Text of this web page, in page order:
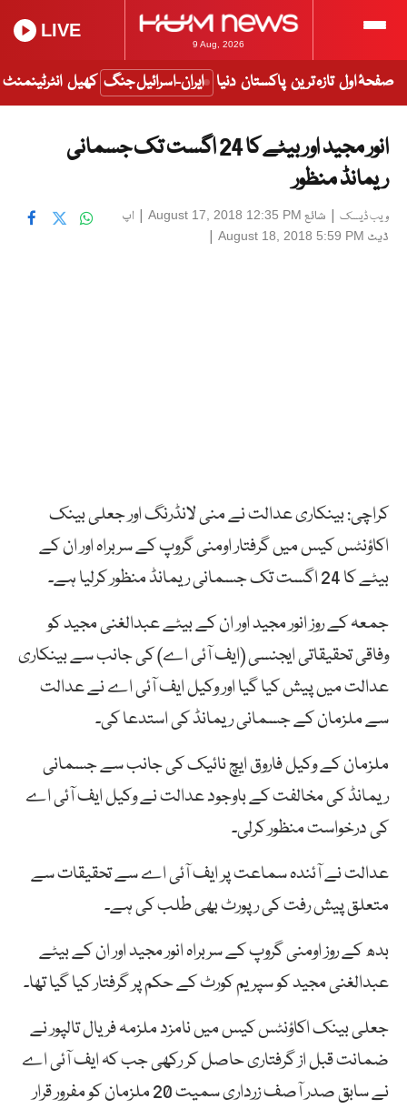
9 Aug, 2026
LIVE
صفحۂ اول تازہ ترین پاکستان دنیا ایران-اسرائیل جنگ کھیل انٹرٹینمنٹ
انور مجید اور بیٹے کا 24 اگست تک جسمانی
ریمانڈ منظور
ویب ڈیسک | شائع August 17, 2018 12:35 PM
| اپ
ڈیٹ August 18, 2018 5:59 PM
|
کراچی: بینکاری عدالت نے منی لانڈرنگ اور جعلی بینک
اکاؤنٹس کیس میں گرفتار اومنی گروپ کے سربراہ اور ان کے
بیٹے کا 24 اگست تک جسمانی ریمانڈ منظور کرلیا ہے۔
جمعہ کے روز انور مجید اور ان کے بیٹے عبدالغنی مجید کو
وفاقی تحقیقاتی ایجنسی (ایف آئی اے) کی جانب سے بینکاری
عدالت میں پیش کیا گیا اور وکیل ایف آئی اے نے عدالت
سے ملزمان کے جسمانی ریمانڈ کی استدعا کی۔
ملزمان کے وکیل فاروق ایچ نائیک کی جانب سے جسمانی
ریمانڈ کی مخالفت کے باوجود عدالت نے وکیل ایف آئی اے
کی درخواست منظور کرلی۔
عدالت نے آئندہ سماعت پر ایف آئی اے سے تحقیقات سے
متعلق پیش رفت کی رپورٹ بھی طلب کی ہے۔
بدھ کے روز اومنی گروپ کے سربراہ انور مجید اور ان کے بیٹے
عبدالغنی مجید کو سپریم کورٹ کے حکم پر گرفتار کیا گیا تھا۔
جعلی بینک اکاؤنٹس کیس میں نامزد ملزمہ فریال تالپور نے
ضمانت قبل از گرفتاری حاصل کر رکھی جب کہ ایف آئی اے
نے سابق صدر آصف زرداری سمیت 20 ملزمان کو مفرور قرار